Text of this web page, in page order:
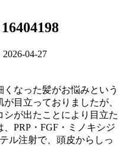
04-27
なった髪がお悩みという
目立っておりましたが、
が出たことにより目立た
PRP・FGF・ミノキシジ
ル注射で、頭皮からしっ